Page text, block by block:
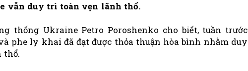
vẫn duy trì toàn vẹn lãnh thổ.
thống Ukraine Petro Poroshenko cho biết, tuần trước
phe ly khai đã đạt được thỏa thuận hòa bình nhằm duy
thổ.